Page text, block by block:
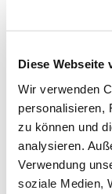
Diese Webseite
Wir verwenden
personalisieren,
zu können und
analysieren.
Verwendung
soziale Medien,
austauschen
12:00 Uhr
Über das
Frau Irmgard
und Frau